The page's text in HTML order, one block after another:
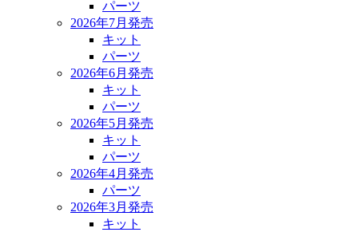
パーツ
2026年7月発売
キット
パーツ
2026年6月発売
キット
パーツ
2026年5月発売
キット
パーツ
2026年4月発売
パーツ
2026年3月発売
キット